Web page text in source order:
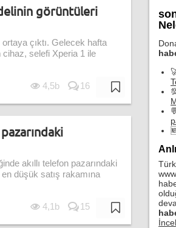
görüntüleri
çıktı. Gelecek hafta
cihaz, selefi Xperia 1 ile
4,5b 16
akıllı telefon pazarındaki
düşük satış rakamına
4,1b 15